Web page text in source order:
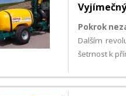
Pokrok
Dalším
šetrnost k